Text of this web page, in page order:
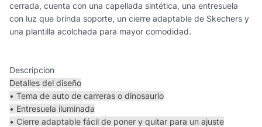
cerrada, cuenta con una capellada sintética, una entresuela
con luz que brinda soporte, un cierre adaptable de Skechers y
una plantilla acolchada para mayor comodidad.
Descripcion
Detalles del diseño
• Tema de auto de carreras o dinosaurio
• Entresuela iluminada
• Cierre adaptable fácil de poner y quitar para un ajuste